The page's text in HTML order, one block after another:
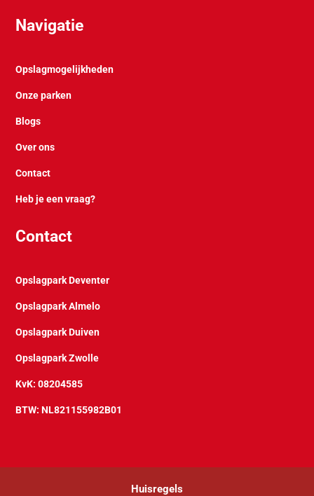
Navigatie
Opslagmogelijkheden
Onze parken
Blogs
Over ons
Contact
Heb je een vraag?
Contact
Opslagpark Deventer
Opslagpark Almelo
Opslagpark Duiven
Opslagpark Zwolle
KvK: 08204585
BTW: NL821155982B01
Huisregels